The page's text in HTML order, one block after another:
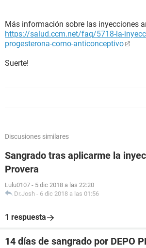
Más información sobre las inyecciones
https://salud.ccm.net/faq/5718-la-
progesterona-como-anticonceptivo
Suerte!
Discusiones similares
Sangrado tras aplicarme la
Provera
Lulu0107 - 5 dic 2018 a las 22:20
Dr.Josh - 6 dic 2018 a las 01:56
1 respuesta
14 días de sangrado por DEPO